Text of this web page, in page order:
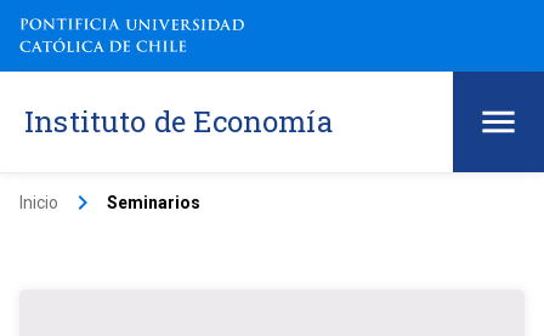
Instituto de Economía
Inicio keyboard_arrow_right Seminarios